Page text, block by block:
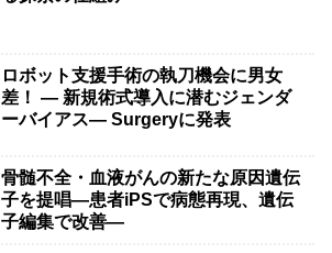
ロボット支援手術の執刀機会に男女
差！ — 新規術式導入に潜むジェンダ
ーバイアス— Surgeryに発表
骨髄不全・血液がんの新たな原因遺伝
子を提唱―患者iPSで病態再現、遺伝
子編集で改善―